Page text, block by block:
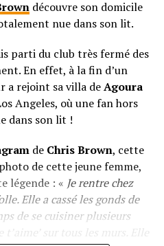
découvre son domicile
nue dans son lit.
parti du club très fermé des
En effet, à la fin d’un
a rejoint sa villa deAgoura
Angeles, où une fan hors
dans son lit !
de Chris Brown, cette
de cette jeune femme,
légende : « Je rentre chez
Elle a cassé les gonds de
de se cuisiner plusieurs